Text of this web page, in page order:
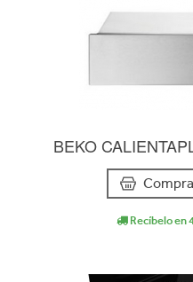
BEKO
Recíbelo en